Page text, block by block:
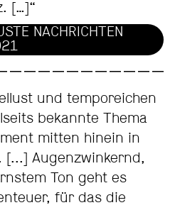
[…]“
NACHRICHTEN
und temporeichen
bekannte Thema
mitten hinein in
[...] Augenzwinkernd,
Ton geht es
für das die